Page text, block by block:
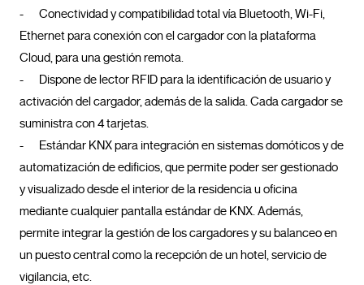
-	Conectividad y compatibilidad total vía Bluetooth, Wi-Fi,
Ethernet para conexión con el cargador con la plataforma
Cloud, para una gestión remota.
-	Dispone de lector RFID para la identificación de usuario y
activación del cargador, además de la salida. Cada cargador se
suministra con 4 tarjetas.
-	Estándar KNX para integración en sistemas domóticos y de
automatización de edificios, que permite poder ser gestionado
y visualizado desde el interior de la residencia u oficina
mediante cualquier pantalla estándar de KNX. Además,
permite integrar la gestión de los cargadores y su balanceo en
un puesto central como la recepción de un hotel, servicio de
vigilancia, etc.